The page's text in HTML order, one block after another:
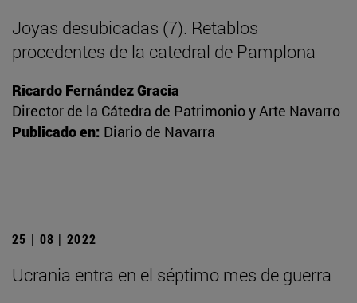
Joyas desubicadas (7). Retablos
procedentes de la catedral de Pamplona
Ricardo Fernández Gracia
Director de la Cátedra de Patrimonio y Arte Navarro
Publicado en: Diario de Navarra
25 | 08 | 2022
Ucrania entra en el séptimo mes de guerra